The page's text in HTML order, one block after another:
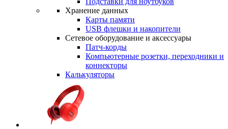
Хранение данных
Карты памяти
USB флешки и накопители
Сетевое оборудование и аксессуары
Патч-корды
Компьютерные розетки, переходники и
коннекторы
Калькуляторы